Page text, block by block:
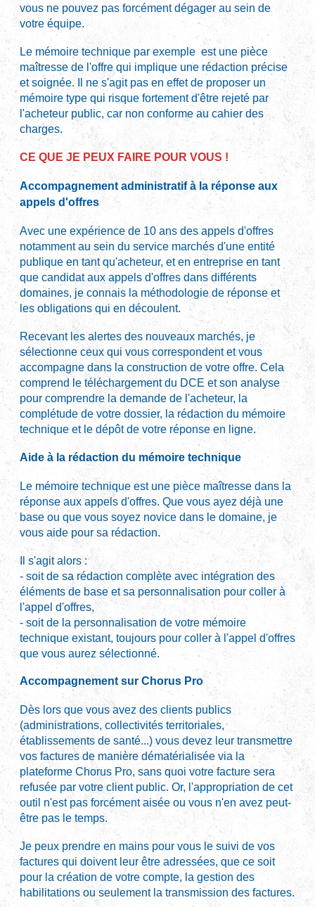
vous ne pouvez pas forcément dégager au sein de
votre équipe.
Le mémoire technique par exemple est une pièce
maîtresse de l'offre qui implique une rédaction précise
et soignée. Il ne s'agit pas en effet de proposer un
mémoire type qui risque fortement d'être rejeté par
l'acheteur public, car non conforme au cahier des
charges.
CE QUE JE PEUX FAIRE POUR VOUS !
Accompagnement administratif à la réponse aux
appels d'offres
Avec une expérience de 10 ans des appels d'offres
notamment au sein du service marchés d'une entité
publique en tant qu'acheteur, et en entreprise en tant
que candidat aux appels d'offres dans différents
domaines, je connais la méthodologie de réponse et
les obligations qui en découlent.
Recevant les alertes des nouveaux marchés, je
sélectionne ceux qui vous correspondent et vous
accompagne dans la construction de votre offre. Cela
comprend le téléchargement du DCE et son analyse
pour comprendre la demande de l'acheteur, la
complétude de votre dossier, la rédaction du mémoire
technique et le dépôt de votre réponse en ligne.
Aide à la rédaction du mémoire technique
Le mémoire technique est une pièce maîtresse dans la
réponse aux appels d'offres. Que vous ayez déjà une
base ou que vous soyez novice dans le domaine, je
vous aide pour sa rédaction.
Il s'agit alors :
- soit de sa rédaction complète avec intégration des
éléments de base et sa personnalisation pour coller à
l'appel d'offres,
- soit de la personnalisation de votre mémoire
technique existant, toujours pour coller à l'appel d'offres
que vous aurez sélectionné.
Accompagnement sur Chorus Pro
Dès lors que vous avez des clients publics
(administrations, collectivités territoriales,
établissements de santé...) vous devez leur transmettre
vos factures de manière dématérialisée via la
plateforme Chorus Pro, sans quoi votre facture sera
refusée par votre client public. Or, l'appropriation de cet
outil n'est pas forcément aisée ou vous n'en avez peut-
être pas le temps.
Je peux prendre en mains pour vous le suivi de vos
factures qui doivent leur être adressées, que ce soit
pour la création de votre compte, la gestion des
habilitations ou seulement la transmission des factures.